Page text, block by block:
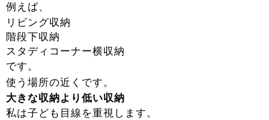
例えば、
リビング収納
階段下収納
スタディコーナー横収納
です。
使う場所の近くです。
大きな収納より低い収納
私は子ども目線を重視します。